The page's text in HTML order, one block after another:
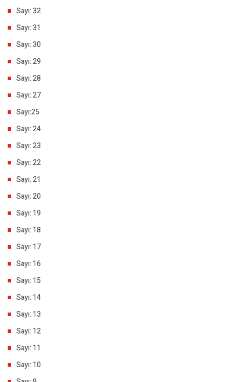
Sayı: 32
Sayı: 31
Sayı: 30
Sayı: 29
Sayı: 28
Sayı: 27
Sayı:25
Sayı: 24
Sayı: 23
Sayı: 22
Sayı: 21
Sayı: 20
Sayı: 19
Sayı: 18
Sayı: 17
Sayı: 16
Sayı: 15
Sayı: 14
Sayı: 13
Sayı: 12
Sayı: 11
Sayı: 10